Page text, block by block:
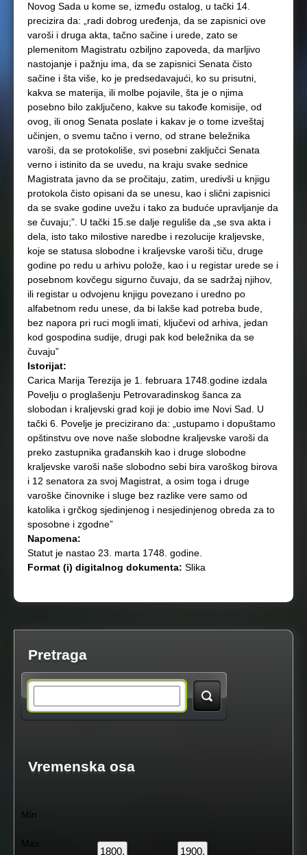
Novog Sada u kome se, između ostalog, u tački 14.
precizira da: „radi dobrog uređenja, da se zapisnici ove
varoši i druga akta, tačno sačine i urede, zato se
plemenitom Magistratu ozbiljno zapoveda, da marljivo
nastojanje i pažnju ima, da se zapisnici Senata čisto
sačine i šta više, ko je predsedavajući, ko su prisutni,
kakva se materija, ili molbe pojavile, šta je o njima
posebno bilo zaključeno, kakve su takođe komisije, od
ovog, ili onog Senata poslate i kakav je o tome izveštaj
učinjen, o svemu tačno i verno, od strane beležnika
varoši, da se protokoliše, svi posebni zaključci Senata
verno i istinito da se uvedu, na kraju svake sednice
Magistrata javno da se pročitaju, zatim, uredivši u knjigu
protokola čisto opisani da se unesu, kao i slični zapisnici
da se svake godine uvežu i tako za buduće upravljanje da
se čuvaju;”. U tački 15.se dalje reguliše da „se sva akta i
dela, isto tako milostive naredbe i rezolucije kraljevske,
koje se statusa slobodne i kraljevske varoši tiču, druge
godine po redu u arhivu polože, kao i u registar urede se i
posebnom kovčegu sigurno čuvaju, da se sadržaj njihov,
ili registar u odvojenu knjigu povezano i uredno po
alfabetnom redu unese, da bi lakše kad potreba bude,
bez napora pri ruci mogli imati, ključevi od arhiva, jedan
kod gospodina sudije, drugi pak kod beležnika da se
čuvaju”
Istorijat:
Carica Marija Terezija je 1. februara 1748.godine izdala
Povelju o proglašenju Petrovaradinskog šanca za
slobodan i kraljevski grad koji je dobio ime Novi Sad. U
tački 6. Povelje je precizirano da: „ustupamo i dopuštamo
opštinstvu ove nove naše slobodne kraljevske varoši da
preko zastupnika građanskih kao i druge slobodne
kraljevske varoši naše slobodno sebi bira varoškog birova
i 12 senatora za svoj Magistrat, a osim toga i druge
varoške činovnike i sluge bez razlike vere samo od
katolika i grčkog sjedinjenog i nesjedinjenog obreda za to
sposobne i zgodne”
Napomena:
Statut je nastao 23. marta 1748. godine.
Format (i) digitalnog dokumenta: Slika
Pretraga
a
Vremenska osa
Min
Max
1800. 1900.